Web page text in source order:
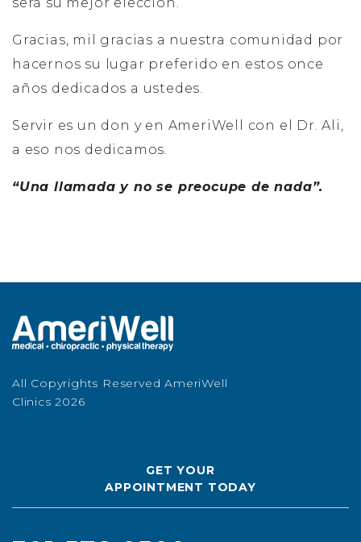
Gracias, mil gracias a nuestra comunidad por
hacernos su lugar preferido en estos once
años dedicados a ustedes.
Servir es un don y en AmeriWell con el Dr. Ali,
a eso nos dedicamos.
“Una llamada y no se preocupe de nada”.
All Copyrights Reserved AmeriWell
Clinics 2026
GET YOUR
APPOINTMENT TODAY